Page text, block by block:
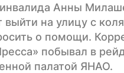
Анны
на улицу с
о помощи.
побывал в
палатой ЯНАО.